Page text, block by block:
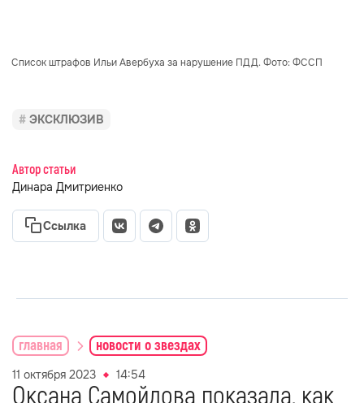
Список штрафов Ильи Авербуха за нарушение ПДД. Фото: ФССП
ЭКСКЛЮЗИВ
Автор статьи
Динара Дмитриенко
Ссылка
главная новости о звездах
11 октября 2023 14:54
Оксана Самойлова показала, как